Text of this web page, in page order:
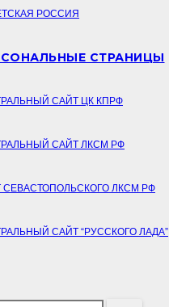
РОССИЯ
СТРАНИЦЫ
САЙТ ЦК КПРФ
САЙТ ЛКСМ РФ
СЕВАСТОПОЛЬСКОГО ЛКСМ РФ
САЙТ “РУССКОГО ЛАДА”